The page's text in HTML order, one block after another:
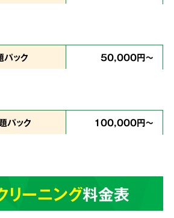
出たゴミの処分から、不用品
ンストップで行っています。
したサービスでお客様満足度
ック 50,000円～
パック 100,000円～
リーニング料金表